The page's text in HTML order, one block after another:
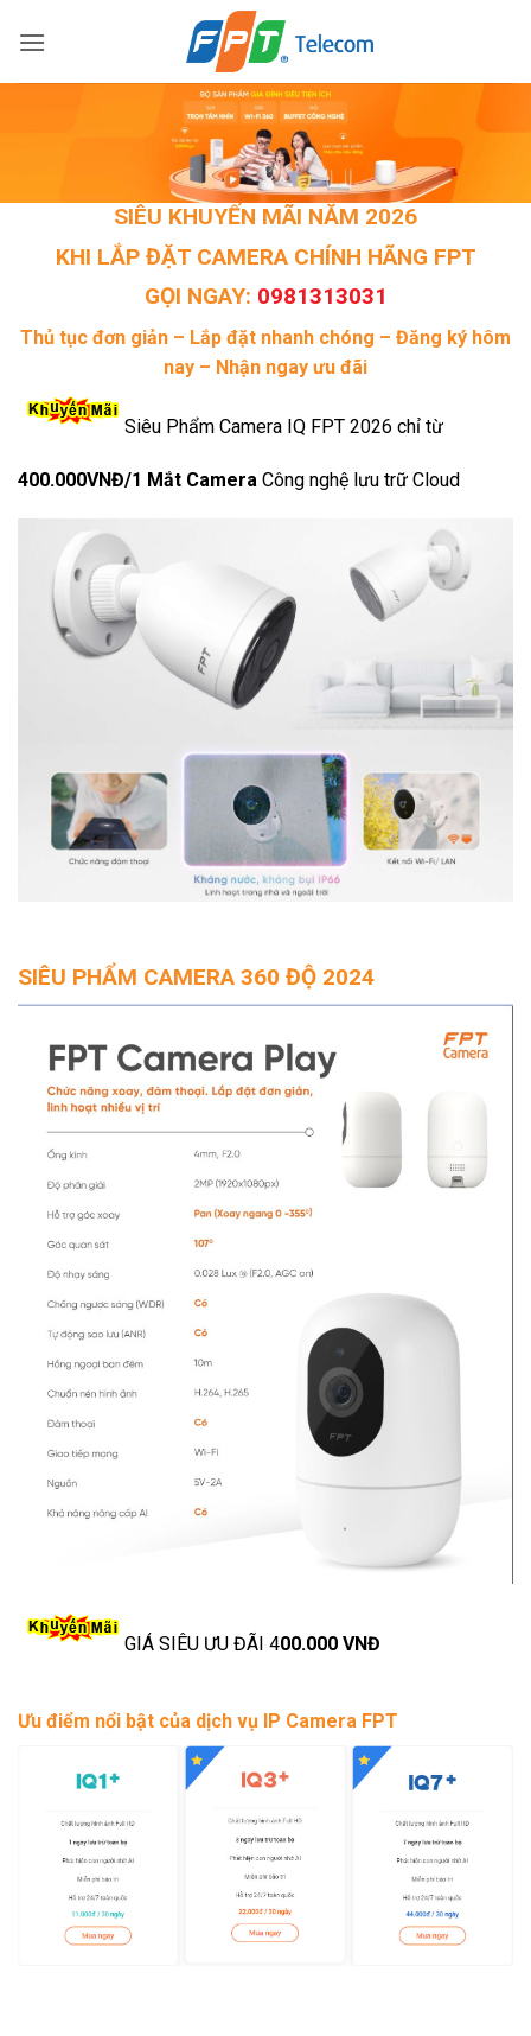
qua
SIÊU KHUYẾN MÃI NĂM 2026
KHI LẮP ĐẶT CAMERA CHÍNH HÃNG FPT
GỌI NGAY: 0981313031
Thủ tục đơn giản – Lắp đặt nhanh chóng – Đăng ký hôm
nay – Nhận ngay ưu đãi
Siêu Phẩm Camera IQ FPT 2026 chỉ từ
400.000VNĐ/1 Mắt Camera Công nghệ lưu trữ Cloud
SIÊU PHẨM CAMERA 360 ĐỘ 2024
GIÁ SIÊU ƯU ĐÃI 400.000 VNĐ
Ưu điểm nổi bật của dịch vụ IP Camera FPT